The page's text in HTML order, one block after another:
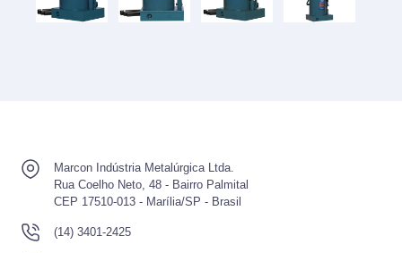
Marcon Indústria Metalúrgica Ltda.
Rua Coelho Neto, 48 - Bairro Palmital
CEP 17510-013 - Marília/SP - Brasil
(14) 3401-2425